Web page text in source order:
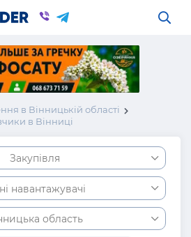
в Вінницькій області
в Вінниці
Закупівля
навантажувачі
область